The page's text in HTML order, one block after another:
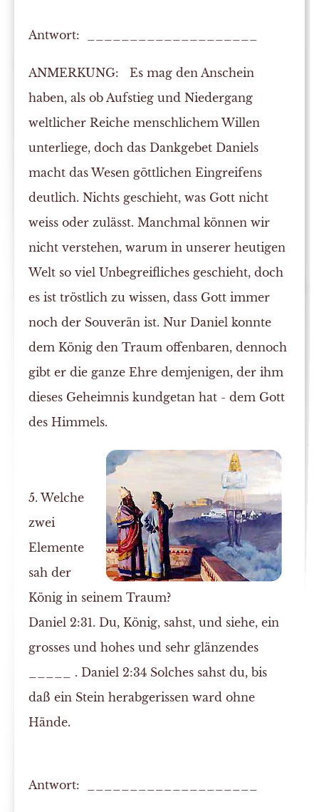
Antwort: ____________________
ANMERKUNG: Es mag den Anschein
haben, als ob Aufstieg und Niedergang
weltlicher Reiche menschlichem Willen
unterliege, doch das Dankgebet Daniels
macht das Wesen göttlichen Eingreifens
deutlich. Nichts geschieht, was Gott nicht
weiss oder zulässt. Manchmal können wir
nicht verstehen, warum in unserer heutigen
Welt so viel Unbegreifliches geschieht, doch
es ist tröstlich zu wissen, dass Gott immer
noch der Souverän ist. Nur Daniel konnte
dem König den Traum offenbaren, dennoch
gibt er die ganze Ehre demjenigen, der ihm
dieses Geheimnis kundgetan hat - dem Gott
des Himmels.
5. Welche
zwei
Elemente
sah der
König in seinem Traum?
Daniel 2:31. Du, König, sahst, und siehe, ein
grosses undhohes und sehr glänzendes
_____ .Daniel 2:34 Solches sahst du, bis
daß ein Stein herabgerissen ward ohne
Hände.
Antwort: ____________________